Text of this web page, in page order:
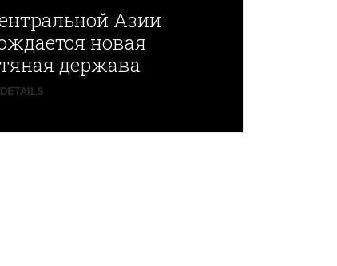
Азии
новая
держава